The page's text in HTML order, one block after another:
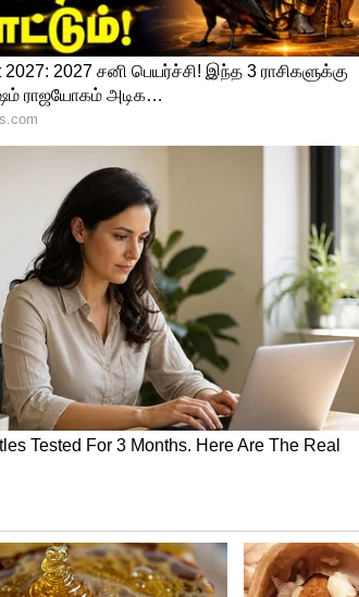
போலீசார் 17 வயது சிறார்
வருகின்றனர். முன்விரோதம்
காரணமா என்பது குறித்து